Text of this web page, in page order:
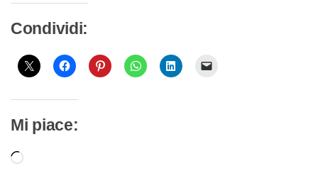
Condividi:
Mi piace:
Caricamento